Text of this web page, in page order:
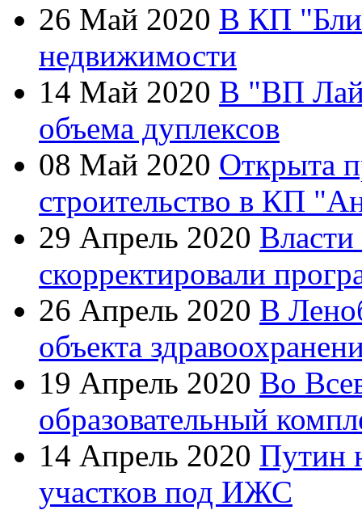
26 Май 2020 В КП
недвижимости
14 Май 2020 В "ВП
объема дуплексов
08 Май 2020 Открыта
строительство в КП
29 Апрель 2020
скорректировали
26 Апрель 2020 В
объекта
19 Апрель 2020 Во
образовательный
14 Апрель 2020 Путин
участков под ИЖС